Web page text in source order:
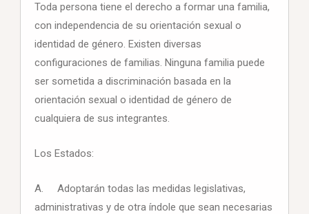
Toda persona tiene el derecho a formar una familia,
con independencia de su orientación sexual o
identidad de género. Existen diversas
configuraciones de familias. Ninguna familia puede
ser sometida a discriminación basada en la
orientación sexual o identidad de género de
cualquiera de sus integrantes.
Los Estados:
A. Adoptarán todas las medidas legislativas,
administrativas y de otra índole que sean necesarias